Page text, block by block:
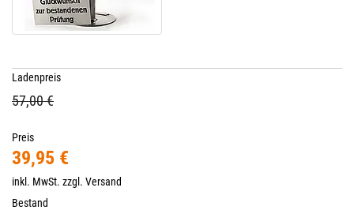
Ladenpreis
57,00 €
Preis
39,95 €
inkl. MwSt. zzgl. Versand
Bestand